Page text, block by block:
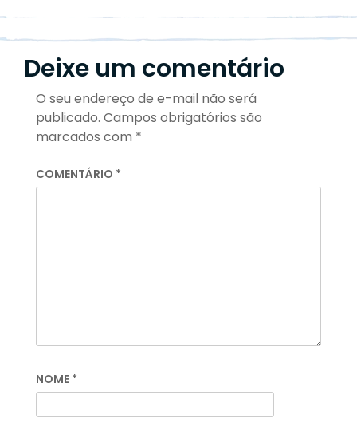
Deixe um comentário
O seu endereço de e-mail não será
publicado. Campos obrigatórios são
marcados com *
COMENTÁRIO *
NOME *